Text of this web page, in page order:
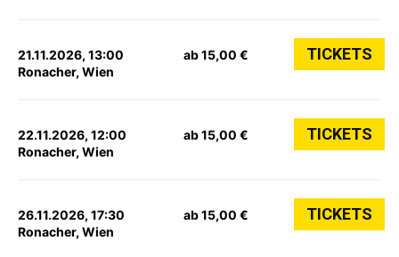
21.11.2026, 13:00
Ronacher, Wien
ab 15,00 € TICKETS
22.11.2026, 12:00
Ronacher, Wien
ab 15,00 € TICKETS
26.11.2026, 17:30
Ronacher, Wien
ab 15,00 € TICKETS